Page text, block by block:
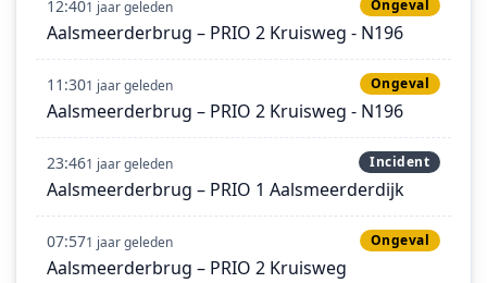
12:401 jaar geleden Ongeval
Aalsmeerderbrug – PRIO 2 Kruisweg - N196
11:301 jaar geleden Ongeval
Aalsmeerderbrug – PRIO 2 Kruisweg - N196
23:461 jaar geleden Incident
Aalsmeerderbrug – PRIO 1 Aalsmeerderdijk
07:571 jaar geleden Ongeval
Aalsmeerderbrug – PRIO 2 Kruisweg